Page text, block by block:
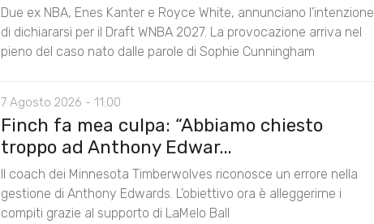
Due ex NBA, Enes Kanter e Royce White, annunciano l’intenzione
di dichiararsi per il Draft WNBA 2027. La provocazione arriva nel
pieno del caso nato dalle parole di Sophie Cunningham
7 Agosto 2026 - 11:00
Finch fa mea culpa: “Abbiamo chiesto
troppo ad Anthony Edwar...
Il coach dei Minnesota Timberwolves riconosce un errore nella
gestione di Anthony Edwards. L’obiettivo ora è alleggerirne i
compiti grazie al supporto di LaMelo Ball